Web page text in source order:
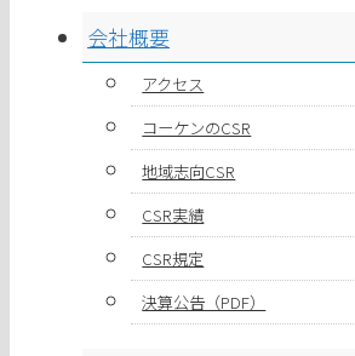
会社概要
アクセス
コーケンのCSR
地域志向CSR
CSR実績
CSR規定
決算公告（PDF）